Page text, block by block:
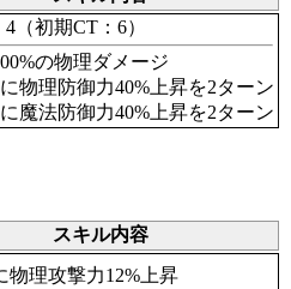
4 （初期CT：6）
の物理ダメージ
物理防御力40%上昇を2ターン
魔法防御力40%上昇を2ターン
スキル内容
物理攻撃力12%上昇